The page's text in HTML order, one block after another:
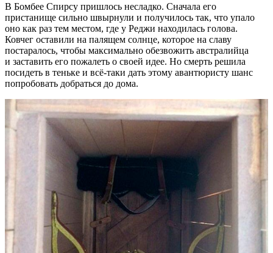
В Бомбее Спирсу пришлось несладко. Сначала его
пристанище сильно швырнули и получилось так, что упало
оно как раз тем местом, где у Реджи находилась голова.
Ковчег оставили на палящем солнце, которое на славу
постаралось, чтобы максимально обезвожить австралийца
и заставить его пожалеть о своей идее. Но смерть решила
посидеть в теньке и всё-таки дать этому авантюристу шанс
попробовать добраться до дома.